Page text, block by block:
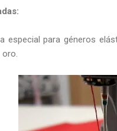
especial para géneros